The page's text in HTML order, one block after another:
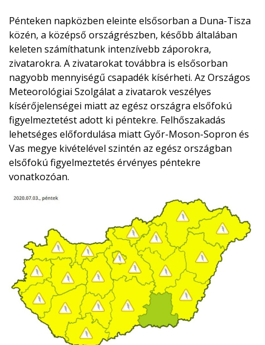
Pénteken napközben eleinte elsősorban a Duna-Tisza
közén, a középső országrészben, később általában
keleten számíthatunk intenzívebb záporokra,
zivatarokra. A zivatarokat továbbra is elsősorban
nagyobb mennyiségű csapadék kísérheti. Az Országos
Meteorológiai Szolgálat a zivatarok veszélyes
kísérőjelenségei miatt az egész országra elsőfokú
figyelmeztetést adott ki péntekre. Felhőszakadás
lehetséges előfordulása miatt Győr-Moson-Sopron és
Vas megye kivételével szintén az egész országban
elsőfokú figyelmeztetés érvényes péntekre
vonatkozóan.